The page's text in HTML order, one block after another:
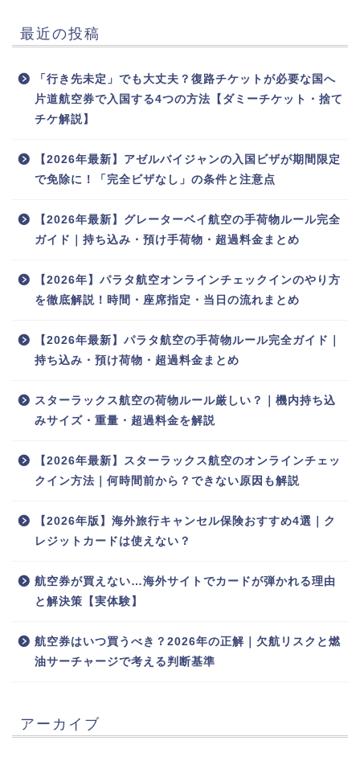
最近の投稿
「行き先未定」でも大丈夫？復路チケットが必要な国へ
片道航空券で入国する4つの方法【ダミーチケット・捨て
チケ解説】
【2026年最新】アゼルバイジャンの入国ビザが期間限定
で免除に！「完全ビザなし」の条件と注意点
【2026年最新】グレーターベイ航空の手荷物ルール完全
ガイド｜持ち込み・預け手荷物・超過料金まとめ
【2026年】パラタ航空オンラインチェックインのやり方
を徹底解説！時間・座席指定・当日の流れまとめ
【2026年最新】パラタ航空の手荷物ルール完全ガイド｜
持ち込み・預け荷物・超過料金まとめ
スターラックス航空の荷物ルール厳しい？｜機内持ち込
みサイズ・重量・超過料金を解説
【2026年最新】スターラックス航空のオンラインチェッ
クイン方法｜何時間前から？できない原因も解説
【2026年版】海外旅行キャンセル保険おすすめ4選｜ク
レジットカードは使えない？
航空券が買えない…海外サイトでカードが弾かれる理由
と解決策【実体験】
航空券はいつ買うべき？2026年の正解｜欠航リスクと燃
油サーチャージで考える判断基準
アーカイブ